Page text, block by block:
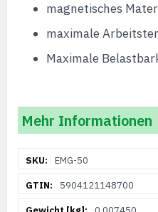
magnetisches
maximale
Maximale
Mehr Informationen
Informationen
EMG-50
5904121148700